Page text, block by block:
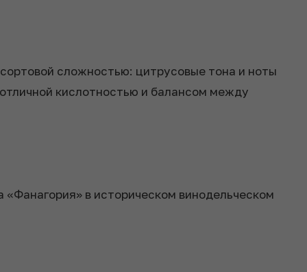
сложностью: цитрусовые тона и ноты
кислотностью и балансом между
в историческом винодельческом